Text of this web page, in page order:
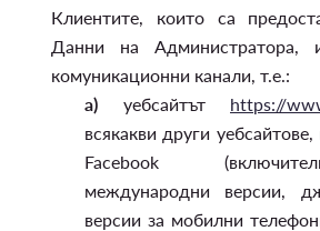
Клиентите, които са
Данни на Администратора,
комуникационни канали, т.е.:
а) уебсайтът https://
всякакви други
Facebook
международни версии,
версии за мобилни